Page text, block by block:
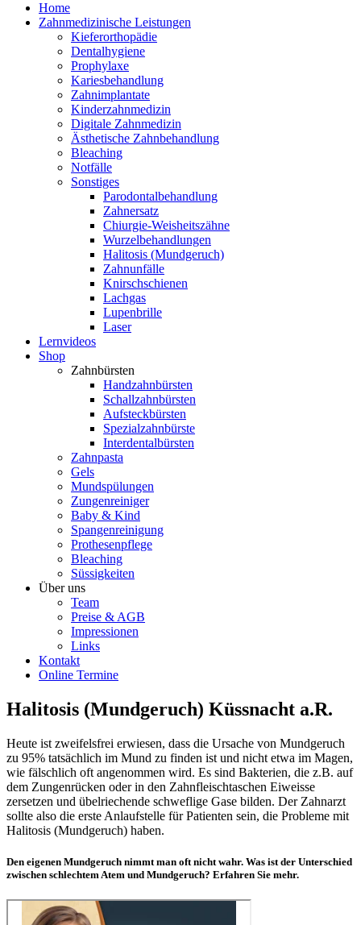
Home
Zahnmedizinische Leistungen
Kieferorthopädie
Dentalhygiene
Prophylaxe
Kariesbehandlung
Zahnimplantate
Kinderzahnmedizin
Digitale Zahnmedizin
Ästhetische Zahnbehandlung
Bleaching
Notfälle
Sonstiges
Parodontalbehandlung
Zahnersatz
Chiurgie-Weisheitszähne
Wurzelbehandlungen
Halitosis (Mundgeruch)
Zahnunfälle
Knirschschienen
Lachgas
Lupenbrille
Laser
Lernvideos
Shop
Zahnbürsten
Handzahnbürsten
Schallzahnbürsten
Aufsteckbürsten
Spezialzahnbürste
Interdentalbürsten
Zahnpasta
Gels
Mundspülungen
Zungenreiniger
Baby & Kind
Spangenreinigung
Prothesenpflege
Bleaching
Süssigkeiten
Über uns
Team
Preise & AGB
Impressionen
Links
Kontakt
Online Termine
Halitosis (Mundgeruch) Küssnacht a.R.
Heute ist zweifelsfrei erwiesen, dass die Ursache von Mundgeruch
zu 95% tatsächlich im Mund zu finden ist und nicht etwa im Magen,
wie fälschlich oft angenommen wird. Es sind Bakterien, die z.B. auf
dem Zungenrücken oder in den Zahnfleischtaschen Eiweisse
zersetzen und übelriechende schweflige Gase bilden. Der Zahnarzt
sollte also die erste Anlaufstelle für Patienten sein, die Probleme mit
Halitosis (Mundgeruch) haben.
Den eigenen Mundgeruch nimmt man oft nicht wahr. Was ist der Unterschied
zwischen schlechtem Atem und Mundgeruch? Erfahren Sie mehr.